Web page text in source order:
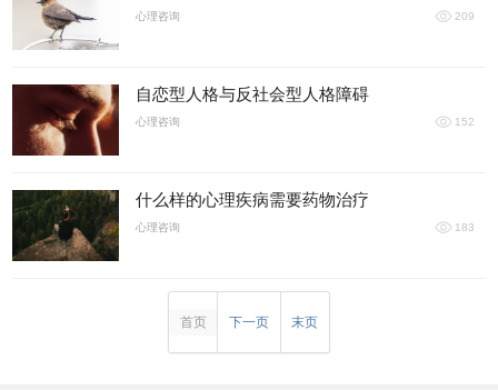
心理咨询 209
自恋型人格与反社会型人格障碍
心理咨询 152
什么样的心理疾病需要药物治疗
心理咨询 183
首页 下一页 末页